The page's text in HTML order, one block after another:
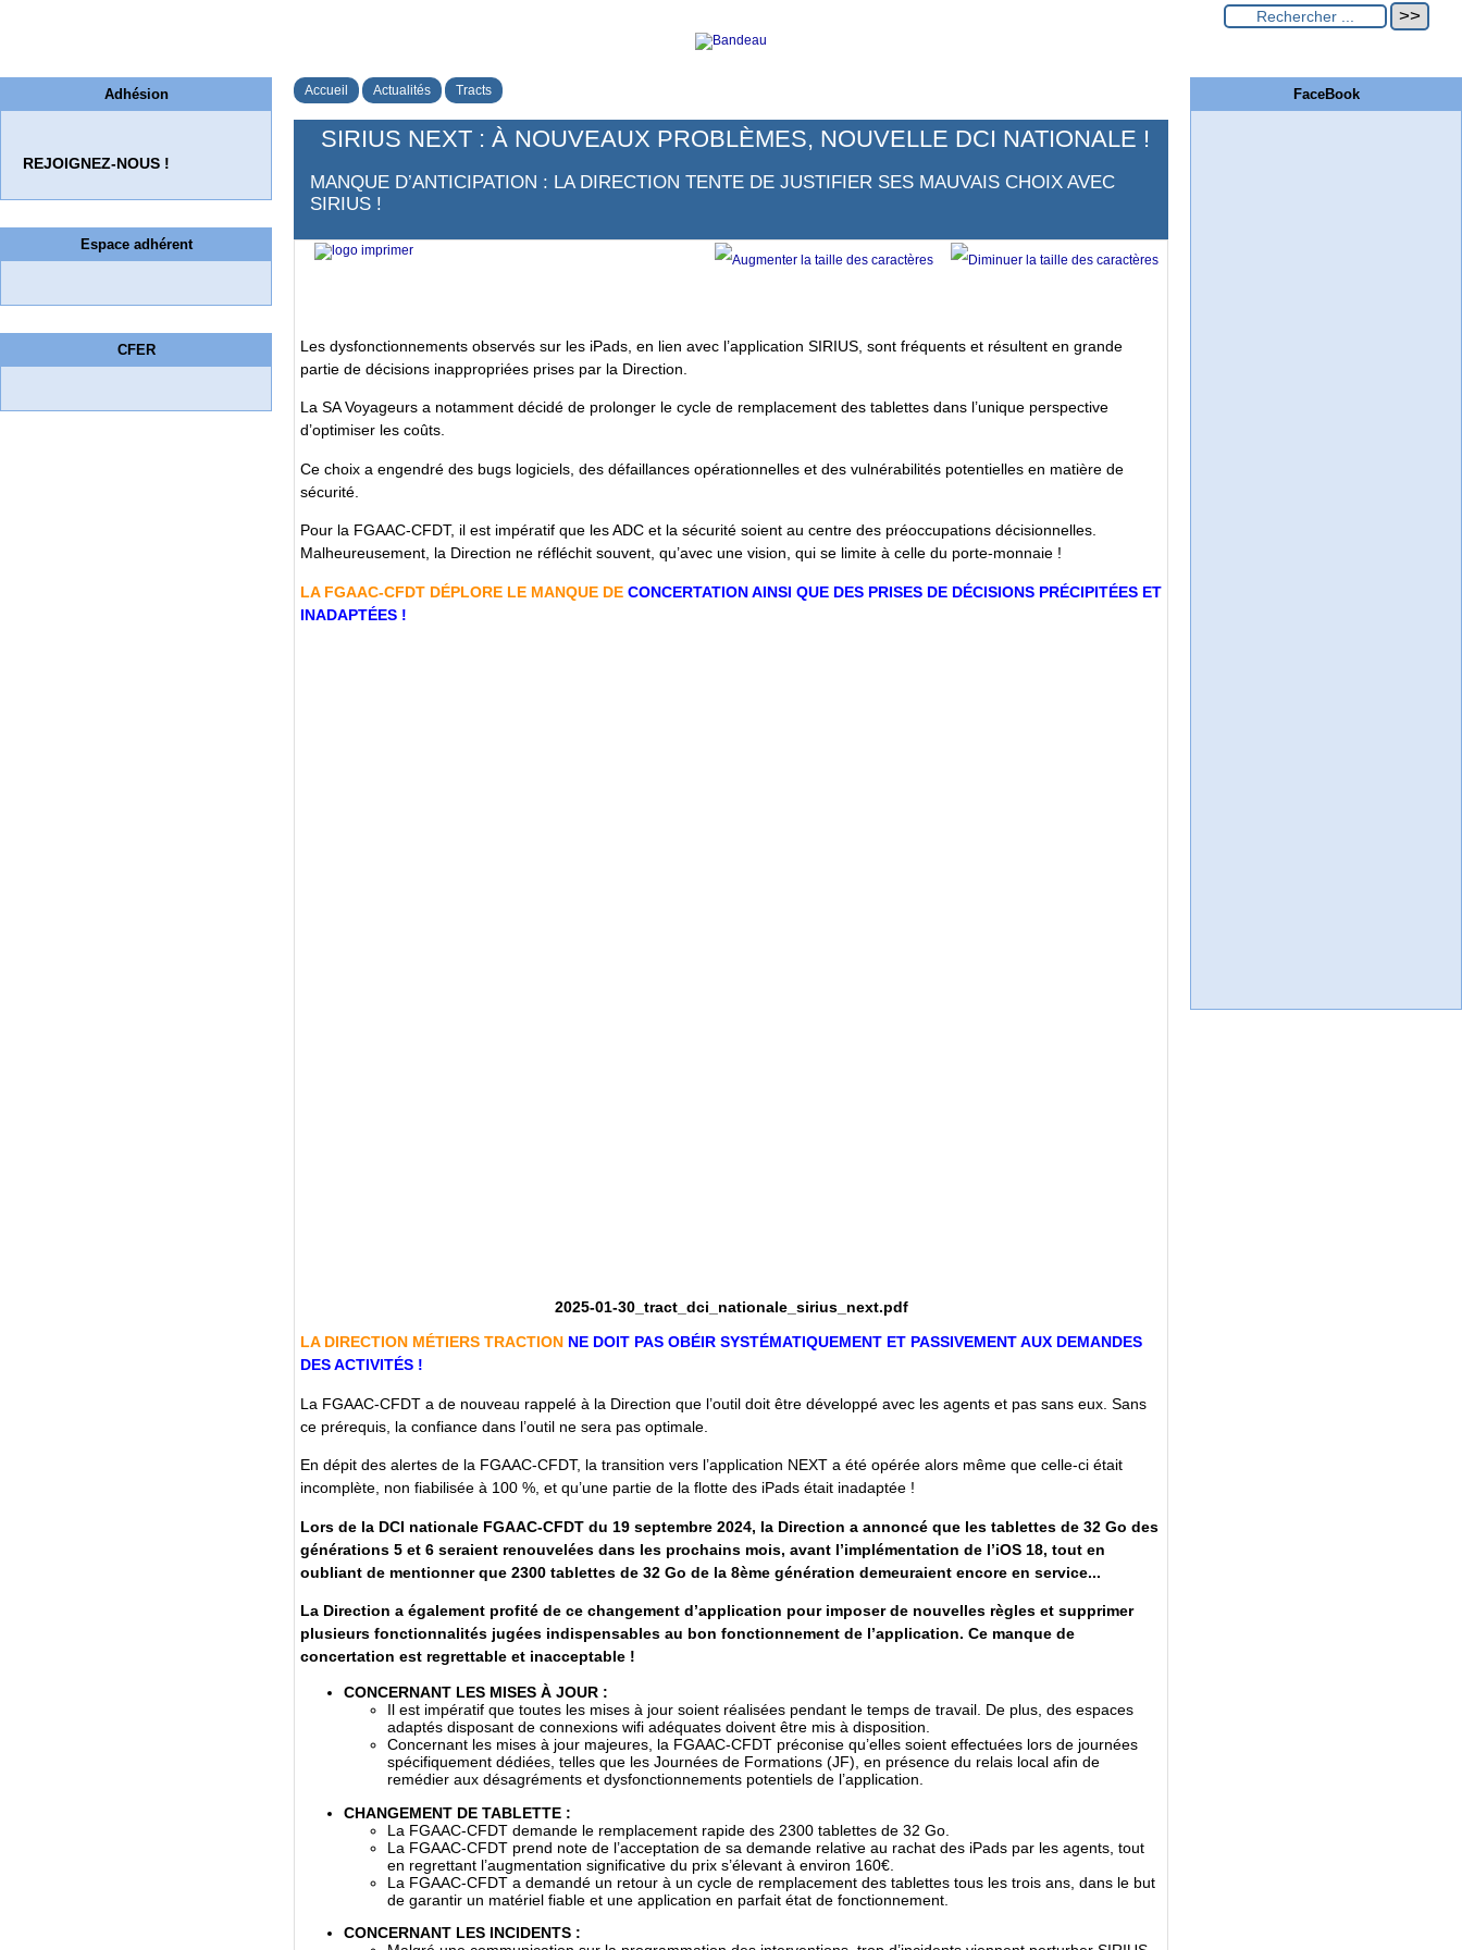
Accueil Actualités Tracts
SIRIUS NEXT : À NOUVEAUX PROBLÈMES, NOUVELLE DCI NATIONALE !
MANQUE D’ANTICIPATION : LA DIRECTION TENTE DE JUSTIFIER SES MAUVAIS CHOIX AVEC
SIRIUS !
Les dysfonctionnements observés sur les iPads, en lien avec l’application SIRIUS, sont fréquents et résultent en grande
partie de décisions inappropriées prises par la Direction.
La SA Voyageurs a notamment décidé de prolonger le cycle de remplacement des tablettes dans l’unique perspective
d’optimiser les coûts.
Ce choix a engendré des bugs logiciels, des défaillances opérationnelles et des vulnérabilités potentielles en matière de
sécurité.
Pour la FGAAC-CFDT, il est impératif que les ADC et la sécurité soient au centre des préoccupations décisionnelles.
Malheureusement, la Direction ne réfléchit souvent, qu’avec une vision, qui se limite à celle du porte-monnaie !
LA FGAAC-CFDT DÉPLORE LE MANQUE DE CONCERTATION AINSI QUE DES PRISES DE DÉCISIONS PRÉCIPITÉES ET
INADAPTÉES !
2025-01-30_tract_dci_nationale_sirius_next.pdf
LA DIRECTION MÉTIERS TRACTION NE DOIT PAS OBÉIR SYSTÉMATIQUEMENT ET PASSIVEMENT AUX DEMANDES
DES ACTIVITÉS !
La FGAAC-CFDT a de nouveau rappelé à la Direction que l’outil doit être développé avec les agents et pas sans eux. Sans
ce prérequis, la confiance dans l’outil ne sera pas optimale.
En dépit des alertes de la FGAAC-CFDT, la transition vers l’application NEXT a été opérée alors même que celle-ci était
incomplète, non fiabilisée à 100 %, et qu’une partie de la flotte des iPads était inadaptée !
Lors de la DCI nationale FGAAC-CFDT du 19 septembre 2024, la Direction a annoncé que les tablettes de 32 Go des
générations 5 et 6 seraient renouvelées dans les prochains mois, avant l’implémentation de l’iOS 18, tout en
oubliant de mentionner que 2300 tablettes de 32 Go de la 8ème génération demeuraient encore en service...
La Direction a également profité de ce changement d’application pour imposer de nouvelles règles et supprimer
plusieurs fonctionnalités jugées indispensables au bon fonctionnement de l’application. Ce manque de
concertation est regrettable et inacceptable !
CONCERNANT LES MISES À JOUR :
Il est impératif que toutes les mises à jour soient réalisées pendant le temps de travail. De plus, des espaces
adaptés disposant de connexions wifi adéquates doivent être mis à disposition.
Concernant les mises à jour majeures, la FGAAC-CFDT préconise qu’elles soient effectuées lors de journées
spécifiquement dédiées, telles que les Journées de Formations (JF), en présence du relais local afin de
remédier aux désagréments et dysfonctionnements potentiels de l’application.
CHANGEMENT DE TABLETTE :
La FGAAC-CFDT demande le remplacement rapide des 2300 tablettes de 32 Go.
La FGAAC-CFDT prend note de l’acceptation de sa demande relative au rachat des iPads par les agents, tout
en regrettant l’augmentation significative du prix s’élevant à environ 160€.
La FGAAC-CFDT a demandé un retour à un cycle de remplacement des tablettes tous les trois ans, dans le but
de garantir un matériel fiable et une application en parfait état de fonctionnement.
CONCERNANT LES INCIDENTS :
Adhésion
REJOIGNEZ-NOUS !
Espace adhérent
CFER
FaceBook